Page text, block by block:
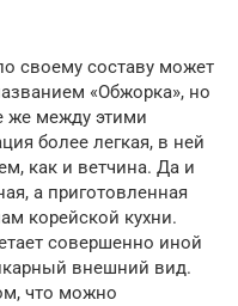
своему составу может
«Обжорка», но
же между этими
более легкая, в ней
как и ветчина. Да и
а приготовленная
корейской кухни.
совершенно иной
внешний вид.
что можно